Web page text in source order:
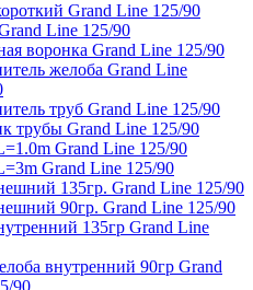
Grand Line 125/90
Line 125/90
воронка Grand Line 125/90
желоба Grand Line
труб Grand Line 125/90
трубы Grand Line 125/90
Grand Line 125/90
Grand Line 125/90
135гр. Grand Line 125/90
90гр. Grand Line 125/90
135гр Grand Line
внутренний 90гр Grand
90